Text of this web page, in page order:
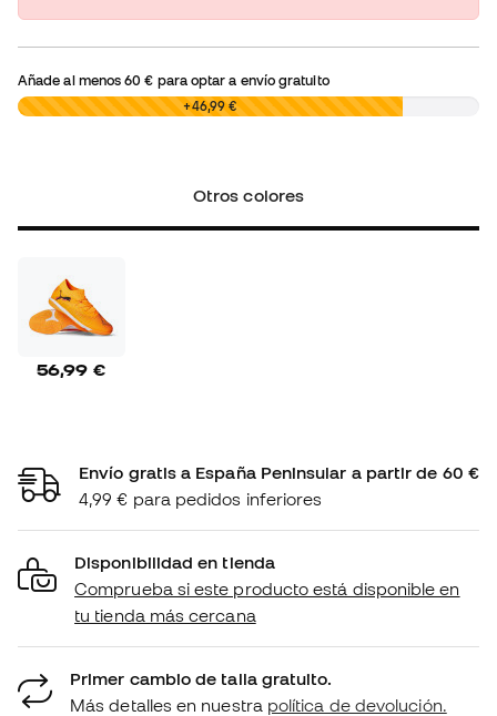
Añade al menos60 € para optar a envío gratuito
0,00 € +46,99 €
Otros colores
56,99 €
Envío gratis a España Peninsular a partir de 60 €
4,99 € para pedidos inferiores
Disponibilidad en tienda
Comprueba si este producto está disponible en
tu tienda más cercana
Primer cambio de talla gratuito.
Más detalles en nuestra política de devolución.